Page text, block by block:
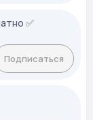
✅
Подписаться